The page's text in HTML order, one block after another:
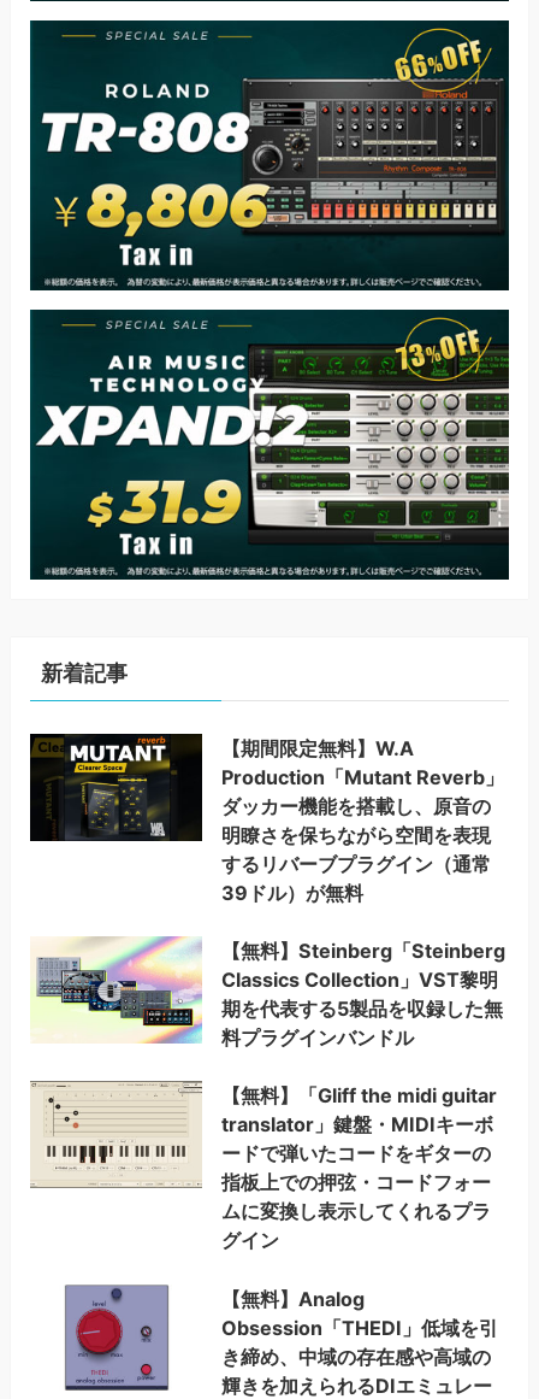
新着記事
【期間限定無料】W.A
Production「Mutant Reverb」
ダッカー機能を搭載し、原音の
明瞭さを保ちながら空間を表現
するリバーブプラグイン（通常
39ドル）が無料
【無料】Steinberg「Steinberg
Classics Collection」VST黎明
期を代表する5製品を収録した無
料プラグインバンドル
【無料】「Gliff the midi guitar
translator」鍵盤・MIDIキーボ
ードで弾いたコードをギターの
指板上での押弦・コードフォー
ムに変換し表示してくれるプラ
グイン
【無料】Analog
Obsession「THEDI」低域を引
き締め、中域の存在感や高域の
輝きを加えられるDIエミュレー